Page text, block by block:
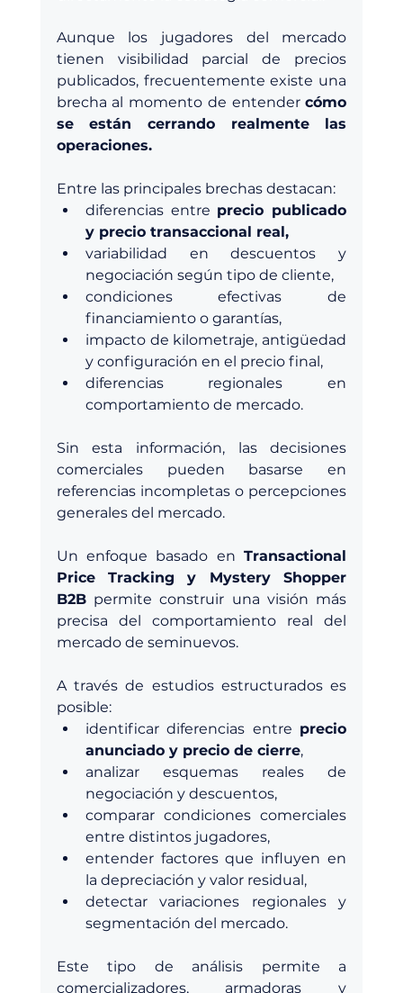
Aunque los jugadores del mercado
tienen visibilidad parcial de precios
publicados, frecuentemente existe una
brecha al momento de entender cómo
se están cerrando realmente las
operaciones.
Entre las principales brechas destacan:
diferencias entre precio publicado
y precio transaccional real,
variabilidad en descuentos y
negociación según tipo de cliente,
condiciones efectivas de
financiamiento o garantías,
impacto de kilometraje, antigüedad
y configuración en el precio final,
diferencias regionales en
comportamiento de mercado.
Sin esta información, las decisiones
comerciales pueden basarse en
referencias incompletas o percepciones
generales del mercado.
Un enfoque basado en Transactional
Price Tracking y Mystery Shopper
B2B permite construir una visión más
precisa del comportamiento real del
mercado de seminuevos.
A través de estudios estructurados es
posible:
identificar diferencias entre precio
anunciado y precio de cierre,
analizar esquemas reales de
negociación y descuentos,
comparar condiciones comerciales
entre distintos jugadores,
entender factores que influyen en
la depreciación y valor residual,
detectar variaciones regionales y
segmentación del mercado.
Este tipo de análisis permite a
comercializadores, armadoras y